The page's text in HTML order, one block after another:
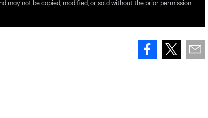
may not be copied, modified, or sold without the prior permission